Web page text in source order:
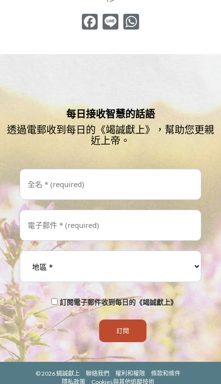
Facebook
Line WhatsApp
每日接收智慧的話語
透過電郵收到每日的《竭誠獻上》，幫助您更親
近上帝。
訂閱電子郵件收到每日的《竭誠獻上》
© 2026蝎誠獻上 聯絡我們 權利和權限
條款和條件
隱私政策
Cookies與其他追蹤技術